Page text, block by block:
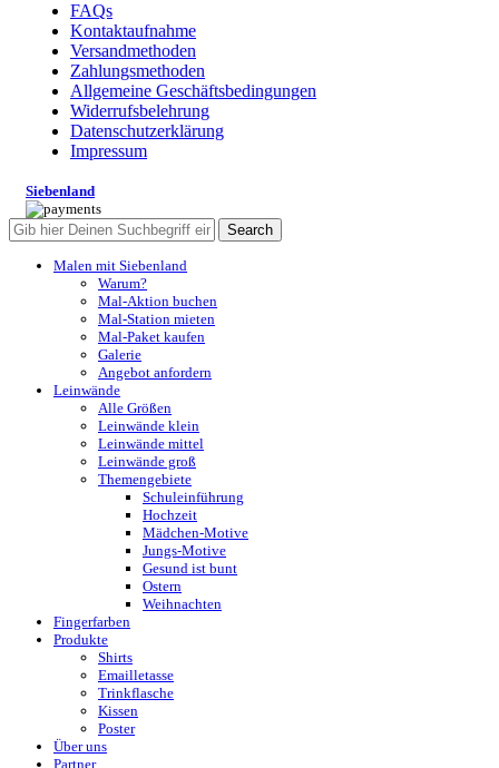
FAQs
Kontaktaufnahme
Versandmethoden
Zahlungsmethoden
Allgemeine Geschäftsbedingungen
Widerrufsbelehrung
Datenschutzerklärung
Impressum
Siebenland
Search
Malen mit Siebenland
Warum?
Mal-Aktion buchen
Mal-Station mieten
Mal-Paket kaufen
Galerie
Angebot anfordern
Leinwände
Alle Größen
Leinwände klein
Leinwände mittel
Leinwände groß
Themengebiete
Schuleinführung
Hochzeit
Mädchen-Motive
Jungs-Motive
Gesund ist bunt
Ostern
Weihnachten
Fingerfarben
Produkte
Shirts
Emailletasse
Trinkflasche
Kissen
Poster
Über uns
Partner